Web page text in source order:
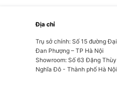
Địa chỉ
Trụ sở chính: Số 15 đường
Đan Phượng – TP Hà Nội
Showroom: Số 63 Đặng
Nghĩa Đô - Thành phố Hà Nội